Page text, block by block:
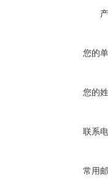
您的
您的
联系
常用